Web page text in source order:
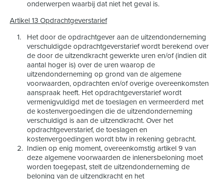
onderwerpen waarbij dat niet het geval is.
Artikel 13 Opdrachtgeverstarief
Het door de opdrachtgever aan de uitzendonderneming
verschuldigde opdrachtgeverstarief wordt berekend over
de door de uitzendkracht gewerkte uren en/of (indien dit
aantal hoger is) over de uren waarop de
uitzendonderneming op grond van de algemene
voorwaarden, opdrachten en/of overige overeenkomsten
aanspraak heeft. Het opdrachtgeverstarief wordt
vermenigvuldigd met de toeslagen en vermeerderd met
de kostenvergoedingen die de uitzendonderneming
verschuldigd is aan de uitzendkracht. Over het
opdrachtgeverstarief, de toeslagen en
kostenvergoedingen wordt btw in rekening gebracht.
Indien op enig moment, overeenkomstig artikel 9 van
deze algemene voorwaarden de inlenersbeloning moet
worden toegepast, stelt de uitzendonderneming de
beloning van de uitzendkracht en het